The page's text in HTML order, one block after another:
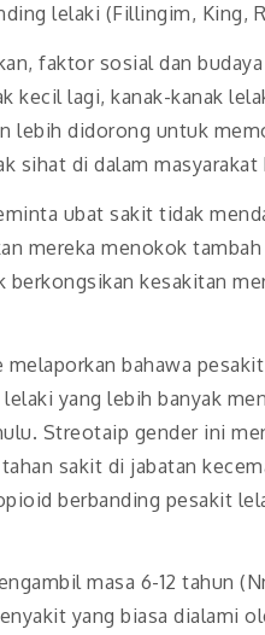
lelaki (Fillingim, King,
faktor sosial dan
kecil lagi, kanak-kanak
lebih didorong untuk
sihat di dalam
ubat sakit tidak
mereka menokok
berkongsikan kesakitan
melaporkan bahawa
yang lebih banyak
Streotaip gender ini
sakit di jabatan
berbanding pesakit
masa 6-12 tahun
yang biasa dialami